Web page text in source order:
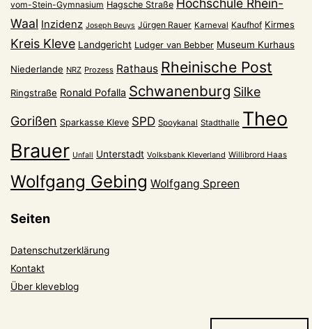
vom-Stein-Gymnasium Hagsche Straße Hochschule Rhein-
Waal Inzidenz Joseph Beuys Jürgen Rauer Karneval Kaufhof Kirmes
Kreis Kleve Landgericht Ludger van Bebber Museum Kurhaus
Niederlande NRZ Prozess Rathaus Rheinische Post
Ringstraße Ronald Pofalla Schwanenburg Silke
Gorißen Sparkasse Kleve SPD Spoykanal Stadthalle Theo
Brauer Unfall Unterstadt Volksbank Kleverland Willibrord Haas
Wolfgang Gebing Wolfgang Spreen
Seiten
Datenschutzerklärung
Kontakt
Über kleveblog